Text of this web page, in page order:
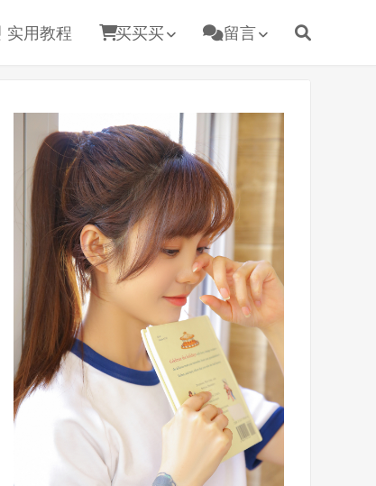
实用教程 买买买 留言